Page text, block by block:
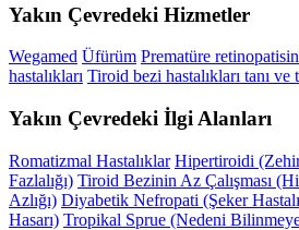
Yakın Çevredeki Hizmetler
Wegamed Üfürüm Prematüre
hastalıkları Tiroid bezi hastalıkları tanı ve
Yakın Çevredeki İlgi Alanları
Romatizmal Hastalıklar Hipertiroidi
Fazlalığı) Tiroid Bezinin Az Çalışması
Azlığı) Diyabetik Nefropati (Şeker
Hasarı) Tropikal Sprue (Nedeni